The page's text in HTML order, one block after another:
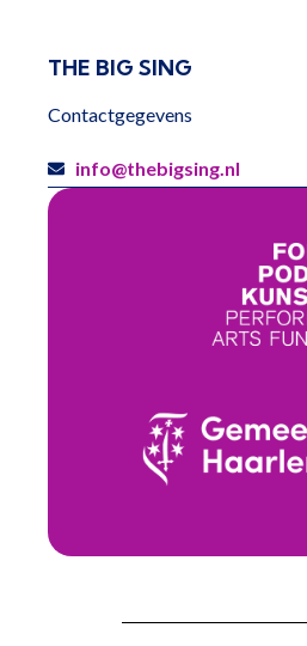
THE BIG SING
Contactgegevens
info@thebigsing.nl